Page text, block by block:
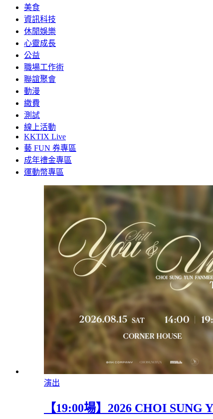
美食
資訊科技
休閒娛樂
心靈成長
公益
職場工作術
聯誼聚會
動漫
繳費
測試
線上活動
KKTIX Live
藝 FUN 券專區
成年禮金專區
運動幣專區
演出
【19:00場】2026 CHOI